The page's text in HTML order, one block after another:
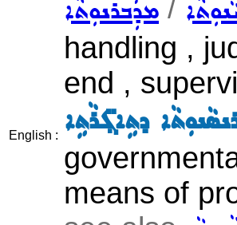
English :
ܡܕܲܒܪܵܢܘܼܬܵܐ /
handling ,
end ,
ܕܬܹܐܓ݂̈ܪܵܬܹܐ
means of